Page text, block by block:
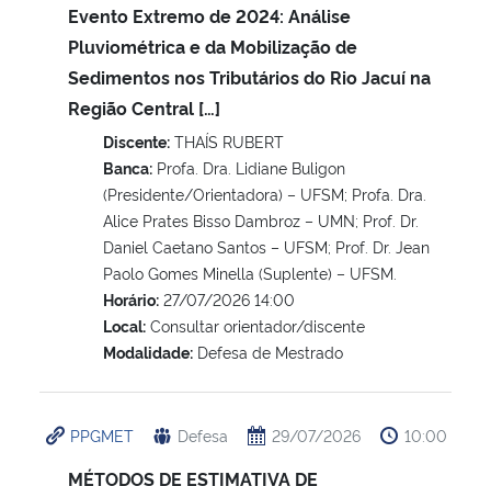
Evento Extremo de 2024: Análise
Pluviométrica e da Mobilização de
Sedimentos nos Tributários do Rio Jacuí na
Região Central […]
Discente: THAÍS RUBERT
Banca: Profa. Dra. Lidiane Buligon
(Presidente/Orientadora) – UFSM; Profa. Dra.
Alice Prates Bisso Dambroz – UMN; Prof. Dr.
Daniel Caetano Santos – UFSM; Prof. Dr. Jean
Paolo Gomes Minella (Suplente) – UFSM.
Horário: 27/07/2026 14:00
Local: Consultar orientador/discente
Modalidade: Defesa de Mestrado
PPGMET Defesa 29/07/2026 10:00
MÉTODOS DE ESTIMATIVA DE